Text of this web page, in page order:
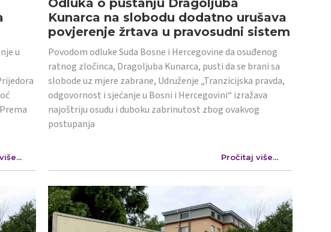
u
Kunarca na slobodu dodatno urušava
povjerenje žrtava u pravosudni sistem
Povodom odluke Suda Bosne i Hercegovine da osuđenog
ratnog zločinca, Dragoljuba Kunarca, pusti da se brani sa
slobode uz mjere zabrane, Udruženje „Tranzicijska pravda,
odgovornost i sjećanje u Bosni i Hercegovini“ izražava
najoštriju osudu i duboku zabrinutost zbog ovakvog
postupanja
Pročitaj više...